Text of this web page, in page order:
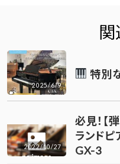
2025/6/9
特別
2022/10/27
必見！【
ランド
GX-3